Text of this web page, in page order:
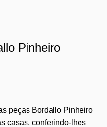
Pinheiro
peças Bordallo Pinheiro
casas, conferindo-lhes